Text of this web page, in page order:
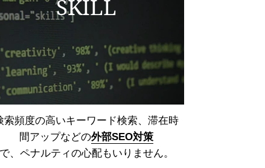
SKILL
索頻度の高いキーワード検索、滞在時
間アップなどの外部SEO対策
で、ペナルティの心配もいりません。